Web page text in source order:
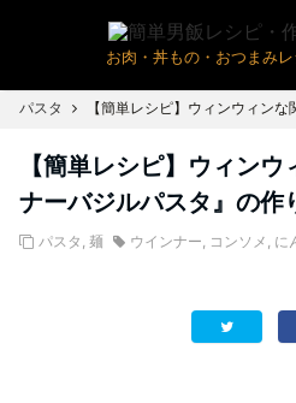
お肉・丼もの・おつまみ
パスタ
【簡単レシピ】ウィン
ナーバジルパスタ』の作
パスタ , 麺 ウインナー, コンソメ , に